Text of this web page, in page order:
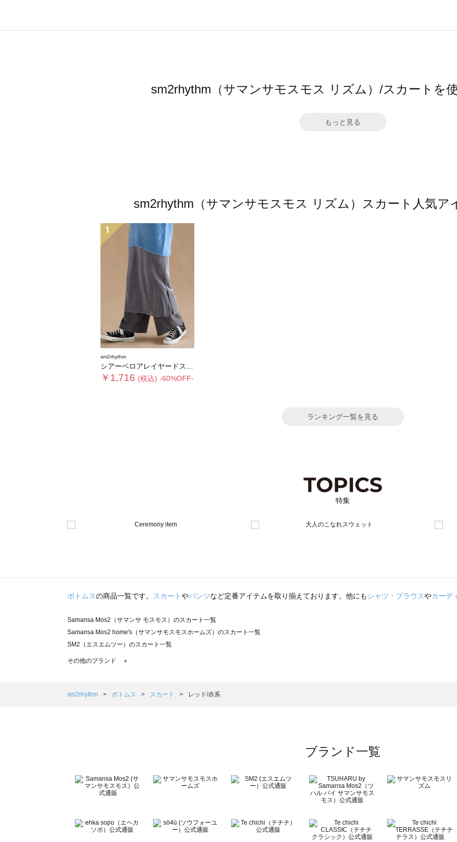
sm2rhythm（サマンサモスモス リズム）/スカートを
もっと見る
sm2rhythm（サマンサモスモス リズム）スカート人気ア
1
sm2rhythm
シアーベロアレイヤードスカート
￥1,716 (税込) -60%OFF-
ランキング一覧を見る
特集
ボトムスの商品一覧です。 スカートやパンツなど定番アイテムを取り揃えております。他にもシャツ・ブラウスやカーデ
Samansa Mos2（サマンサ モスモス）のスカート一覧
Samansa Mos2 home's（サマンサモスモスホームズ）のスカート一覧
SM2（エスエムツー）のスカート一覧
TSUHARU by Samansa Mos2（ツハルバイサマンサモスモス）のスカート一覧
Samansa Mos2 Lagom（サマンサモスモス ラーゴム）のスカート一覧
BETTY'S BLUE（べティーズブルー）のスカート一覧
Wpc.（ワールドパーティー）のスカート一覧
その他のブランド ＋
sm2rhythm ボトムス スカート レッド/赤系
ブランド一覧